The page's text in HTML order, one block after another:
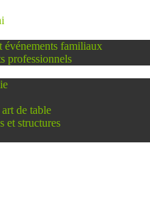
événements familiaux
professionnels
de table
et structures